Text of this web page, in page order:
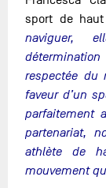
sport de haut
naviguer,
respectée du
faveur d’un
parfaitement
partenariat,
athlète de
mouvement